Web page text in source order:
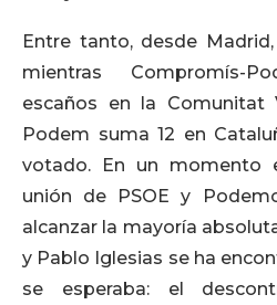
Entre tanto, desde
mientras Compromís-
escaños en la Comunitat
Podem suma 12 en
votado. En un momento
unión de PSOE y
alcanzar la mayoría
y Pablo Iglesias se ha
se esperaba: el